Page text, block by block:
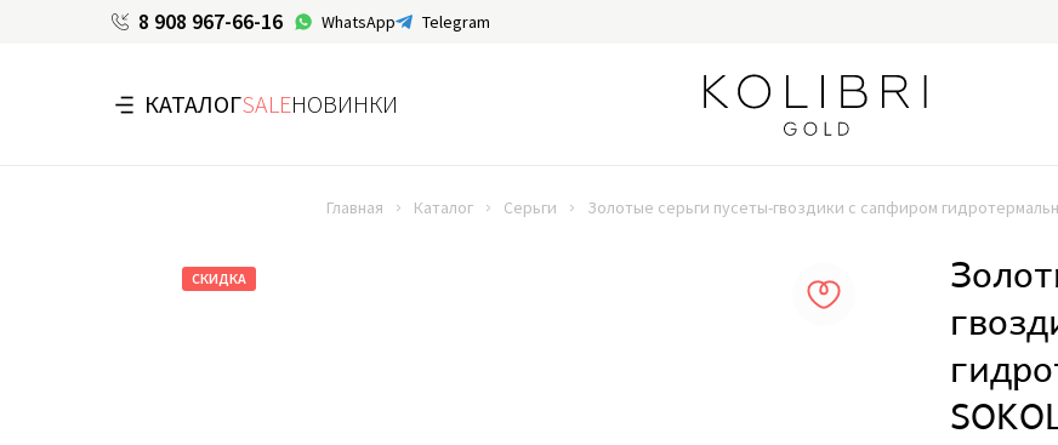
8 908 967-66-16 WhatsApp Telegram
КАТАЛОГSALEНОВИНКИ
Главная Каталог Серьги Золотые серьги пусеты-гвоздики с сапфиром
СКИДКА